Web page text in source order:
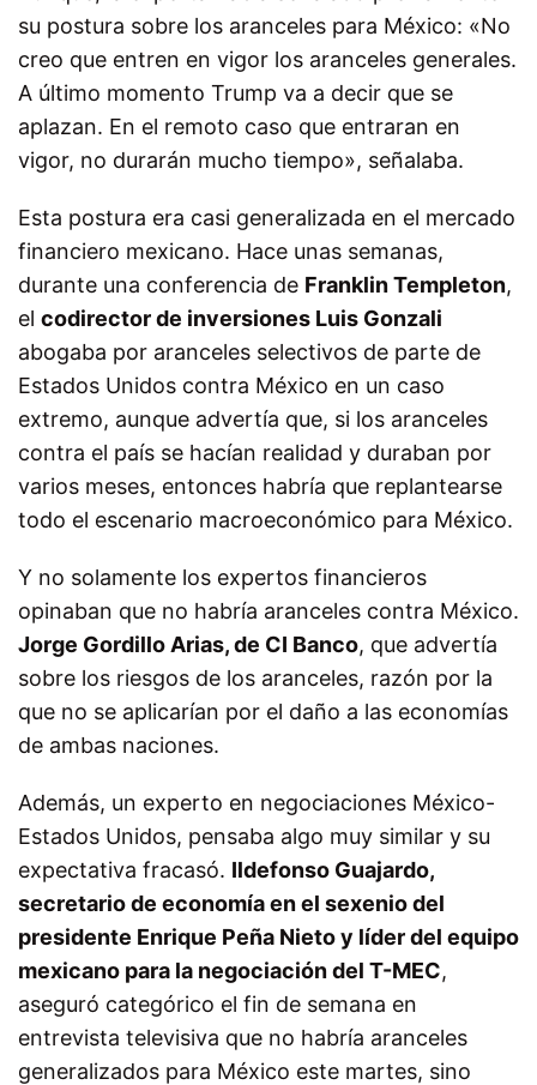
su postura sobre los aranceles para México: «No
creo que entren en vigor los aranceles generales.
A último momento Trump va a decir que se
aplazan. En el remoto caso que entraran en
vigor, no durarán mucho tiempo», señalaba.
Esta postura era casi generalizada en el mercado
financiero mexicano. Hace unas semanas,
durante una conferencia de Franklin Templeton,
el codirector de inversiones Luis Gonzali
abogaba por aranceles selectivos de parte de
Estados Unidos contra México en un caso
extremo, aunque advertía que, si los aranceles
contra el país se hacían realidad y duraban por
varios meses, entonces habría que replantearse
todo el escenario macroeconómico para México.
Y no solamente los expertos financieros
opinaban que no habría aranceles contra México.
Jorge Gordillo Arias, de CI Banco, que advertía
sobre los riesgos de los aranceles, razón por la
que no se aplicarían por el daño a las economías
de ambas naciones.
Además, un experto en negociaciones México-
Estados Unidos, pensaba algo muy similar y su
expectativa fracasó. Ildefonso Guajardo,
secretario de economía en el sexenio del
presidente Enrique Peña Nieto y líder del equipo
mexicano para la negociación del T-MEC,
aseguró categórico el fin de semana en
entrevista televisiva que no habría aranceles
generalizados para México este martes, sino